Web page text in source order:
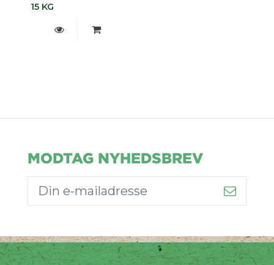
15 KG
MODTAG NYHEDSBREV